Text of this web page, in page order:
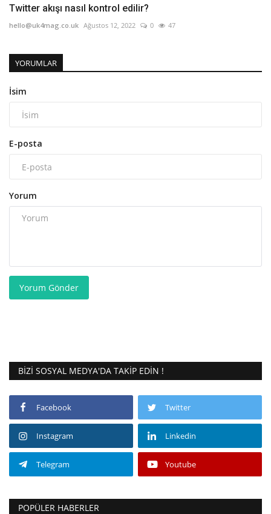
Twitter akışı nasıl kontrol edilir?
hello@uk4mag.co.uk Ağustos 12, 2022 0 47
YORUMLAR
İsim
E-posta
Yorum
Yorum Gönder
BIZI SOSYAL MEDYA'DA TAKIP EDIN !
Facebook Twitter
Instagram Linkedin
Telegram Youtube
POPÜLER HABERLER